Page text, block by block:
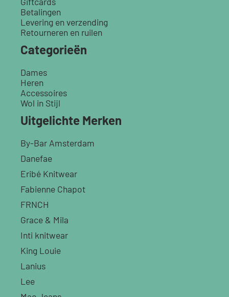
Betalingen
Levering en verzending
Retourneren en ruilen
Categorieën
Dames
Heren
Accessoires
Wol in Stijl
Uitgelichte Merken
By-Bar Amsterdam
Danefae
Eribé Knitwear
Fabienne Chapot
FRNCH
Grace & Mila
Inti knitwear
King Louie
Lanius
Lee